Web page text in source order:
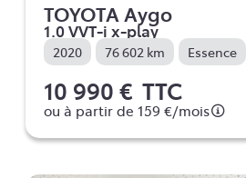
TOYOTA Aygo
1.0 VVT-i x-play
2020 76 602 km Essence
10 990 € TTC
ou à partir de 159 €/mois